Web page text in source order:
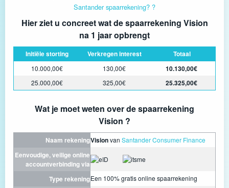
Santander spaarrekening? ?
Hier ziet u concreet wat de spaarrekening Vision
na 1 jaar opbrengt
Initiële storting Verkregen interest Totaal
10.000,00€ 130,00€ 10.130,00€
25.000,00€ 325,00€ 25.325,00€
Wat je moet weten over de spaarrekening
Vision ?
Naam rekeningVisionvan Santander Consumer Finance
Eenvoudige, veilige online
accountverbinding via
Type rekeningEen 100% gratis online spaarrekening